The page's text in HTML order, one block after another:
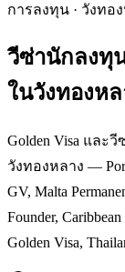
การลงทุน · วังทอ
วีซ่านักลงทุ
ในวังทองหล
Golden Visa แล
วังทองหลาง —
GV, Malta
Founder,
Golden Visa,